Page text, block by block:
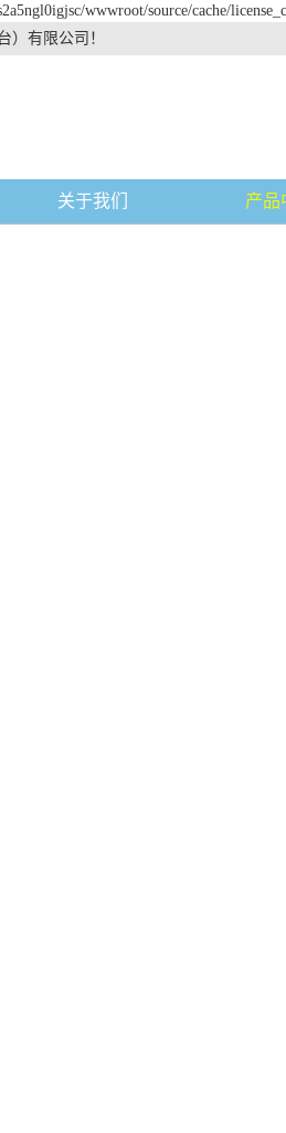
wwwroot/source/cache/
）有限公司！
关于我们 产品